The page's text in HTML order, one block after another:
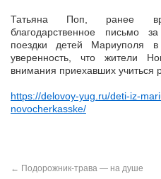
Татьяна Поп, ранее
благодарственное письмо
поездки детей Мариуполя
уверенность, что жители
внимания приехавших учиться
https://delovoy-yug.ru/deti-iz-
novocherkasske/
← Подорожник-трава — на душе